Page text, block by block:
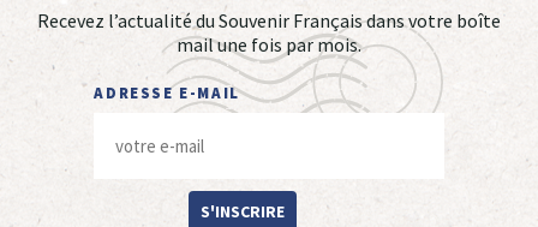
Recevez l’actualité du Souvenir Français dans votre boîte
mail une fois par mois.
ADRESSE E-MAIL
S'INSCRIRE